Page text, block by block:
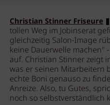
Christian Stinner Friseure
tollen Weg im Jobinserat
gleichzeitig Salon-Image
keine Dauerwelle machen"
auf. Christian Stinner zeigt
was er seinen Mitarbeitern
echte Boni genauso zu
Anreize. Also, tu Gutes,
noch so selbstverständlich